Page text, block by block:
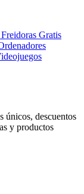
Freidoras Gratis
únicos, descuentos
y productos